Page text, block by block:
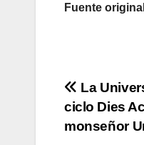
Fuente
de
La
ciclo Dies
monseñor